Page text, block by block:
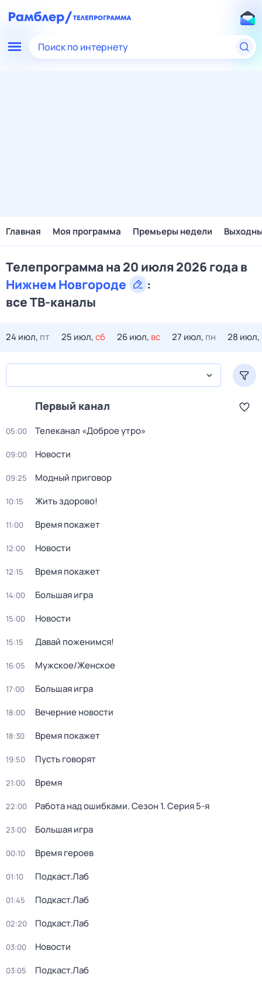
Поиск по интернету
Главная Моя программа Премьеры недели
Телепрограмма на 20 июля 2026 года в
Нижнем Новгороде
:
все ТВ-каналы
24 июл, пт 25 июл,сб 26 июл, вс 27 июл, пн 28 июл,
Первый канал
05:00 Телеканал «Доброе утро»
09:00 Новости
09:25 Модный приговор
10:15 Жить здорово!
11:00 Время покажет
12:00 Новости
12:15 Время покажет
14:00 Большая игра
15:00 Новости
15:15 Давай поженимся!
16:05 Мужское/Женское
17:00 Большая игра
18:00 Вечерние новости
18:30 Время покажет
19:50 Пусть говорят
21:00 Время
22:00 Работа над ошибками. Сезон 1. Серия 5-я
23:00 Большая игра
00:10 Время героев
01:10 Подкаст.Лаб
01:45 Подкаст.Лаб
02:20 Подкаст.Лаб
03:00 Новости
03:05 Подкаст.Лаб